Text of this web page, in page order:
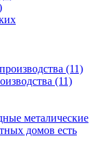
(11)
металические
домов есть